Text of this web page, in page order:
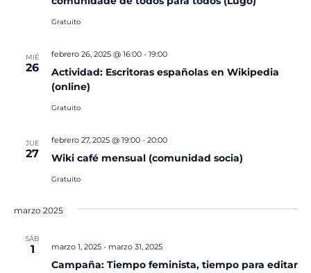
Gratuito
MIÉ
26
Actividad: Escritoras españolas en Wikipedia
(online)
febrero 26, 2025 @ 16:00- 19:00
Gratuito
JUE
27 Wiki café mensual (comunidad socia)
febrero 27, 2025 @ 19:00- 20:00
Gratuito
marzo 2025
SÁB
1
Campaña: Tiempo feminista, tiempo para editar
marzo 1, 2025- marzo 31, 2025